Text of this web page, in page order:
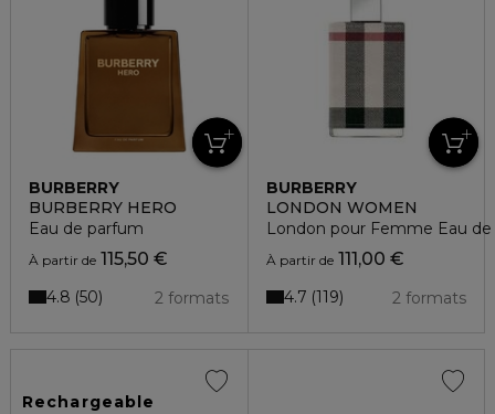
BURBERRY
BURBERRY HERO
Eau de parfum
À partir de 115,50 €
2 formats
4.8 50
BURBERRY
LONDON WOMEN
London pour Femme Eau
À partir de111,00 €
2 formats
4.7 119
Rechargeable